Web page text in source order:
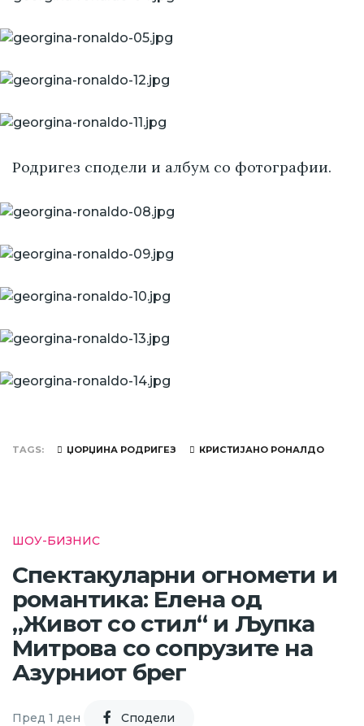
Родригез сподели и албум со фотографии.
TAGS ЏОРЏИНА РОДРИГЕЗ КРИСТИЈАНО РОНАЛДО
ШОУ-БИЗНИС
Спектакуларни огномети и
романтика: Елена од
„Живот со стил“ и Љупка
Митрова со сопрузите на
Азурниот брег
Пред 1 ден Cподели